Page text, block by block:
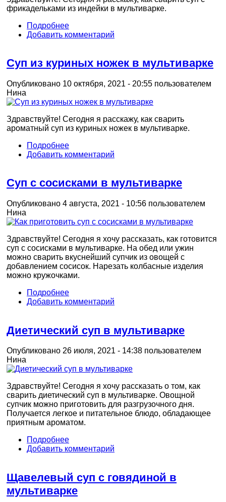
фрикадельками из индейки в мультиварке.
Подробнее
Добавить комментарий
Суп из куриных ножек в мультиварке
Опубликовано 10 октября, 2021 - 20:55 пользователем
Нина
Здравствуйте! Сегодня я расскажу, как сварить
ароматный суп из куриных ножек в мультиварке.
Подробнее
Добавить комментарий
Суп с сосисками в мультиварке
Опубликовано 4 августа, 2021 - 10:56 пользователем
Нина
Здравствуйте! Сегодня я хочу рассказать, как готовится
суп с сосисками в мультиварке. На обед или ужин
можно сварить вкуснейший супчик из овощей с
добавлением сосисок. Нарезать колбасные изделия
можно кружочками.
Подробнее
Добавить комментарий
Диетический суп в мультиварке
Опубликовано 26 июля, 2021 - 14:38 пользователем
Нина
Здравствуйте! Сегодня я хочу рассказать о том, как
сварить диетический суп в мультиварке. Овощной
супчик можно приготовить для разгрузочного дня.
Получается легкое и питательное блюдо, обладающее
приятным ароматом.
Подробнее
Добавить комментарий
Щавелевый суп с говядиной в
мультиварке